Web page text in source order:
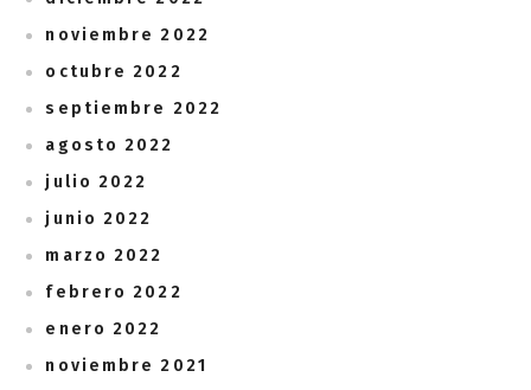
noviembre 2022
octubre 2022
septiembre 2022
agosto 2022
julio 2022
junio 2022
marzo 2022
febrero 2022
enero 2022
noviembre 2021